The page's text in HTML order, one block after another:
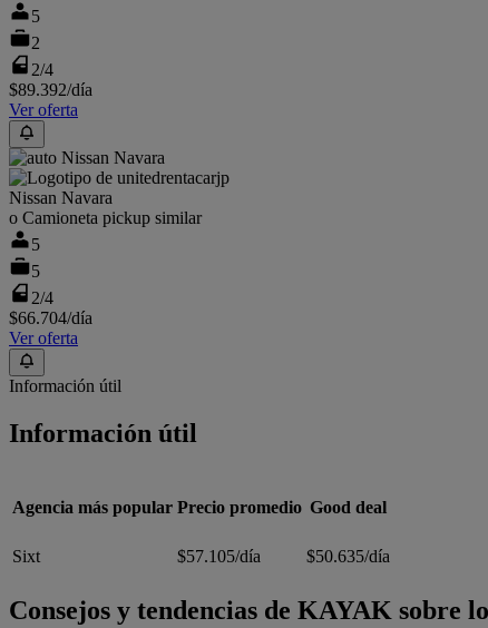
5
2
2/4
$89.392/día
Ver oferta
Nissan Navara
o Camioneta pickup similar
5
5
2/4
$66.704/día
Ver oferta
Información útil
Información útil
Agencia más popular Precio promedio Good deal
Sixt $57.105/día $50.635/día
Consejos y tendencias de KAYAK sobre